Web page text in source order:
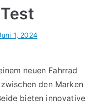
1, 2024
neuen Fahrrad
den Marken
bieten innovative